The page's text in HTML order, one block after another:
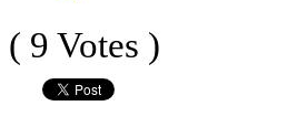
( 9 Votes )